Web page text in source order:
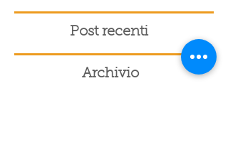
Post recenti
Archivio